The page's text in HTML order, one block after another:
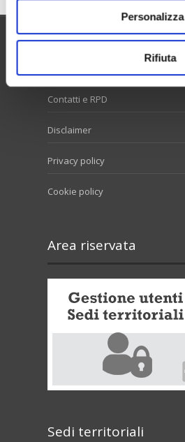
Personalizza
Rifiuta
Contatti e RPD
Disclaimer
Privacy policy
Cookie policy
Area riservata
Sedi territoriali